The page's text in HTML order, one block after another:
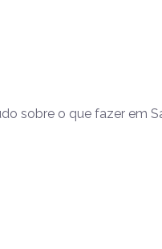
sobre o que fazer em